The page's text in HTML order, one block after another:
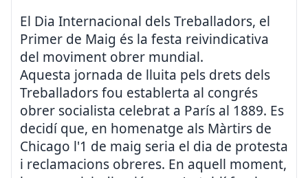
El Dia Internacional dels Treballadors, el
Primer de Maig és la festa reivindicativa
del moviment obrer mundial.
Aquesta jornada de lluita pels drets dels
Treballadors fou establerta al congrés
obrer socialista celebrat a París al 1889. Es
decidí que, en homenatge als Màrtirs de
Chicago l'1 de maig seria el dia de protesta
i reclamacions obreres. En aquell moment,